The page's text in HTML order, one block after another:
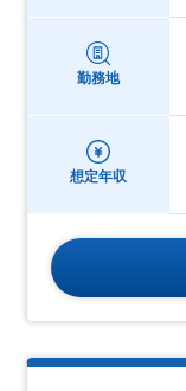
勤務地
想定年収